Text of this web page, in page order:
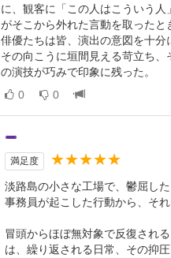
に、観客に「この人はこういう
がそこから外れた言動を取ったと
俳優たちは皆、演出の意図を十
その向こうに垣間見える苛立ち、
の演技が巧みで印象に残った。
0 0
満足度 ★★★★★
淡路島の小さな工場で、鬱屈し
事務員が起こした行動から、そ
冒頭からほぼ無対象で反復され
は、繰り返される日常、その抑